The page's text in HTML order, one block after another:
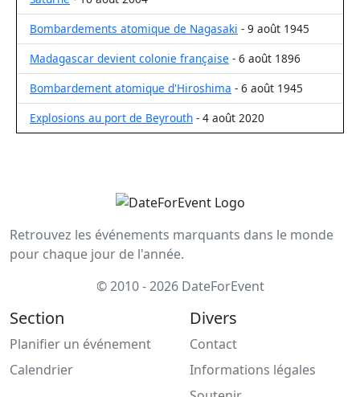
Bombardements atomique de Nagasaki - 9 août 1945
Madagascar devient colonie française - 6 août 1896
Bombardement atomique d'Hiroshima - 6 août 1945
Explosions au port de Beyrouth - 4 août 2020
Retrouvez les événements marquants dans le monde
pour chaque jour de l'année.
© 2010 - 2026 DateForEvent
Section
Planifier un événement
Calendrier
Divers
Contact
Informations légales